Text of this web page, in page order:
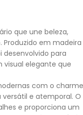
que une beleza,
em madeira
para
visual elegante que
com o charme
e atemporal. O
e proporciona um